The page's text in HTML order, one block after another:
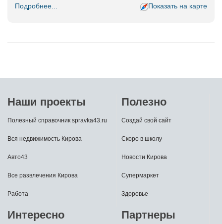
Подробнее... Показать на карте
Наши проекты
Полезный справочник spravka43.ru
Вся недвижимость Кирова
Авто43
Все развлечения Кирова
Работа
Полезно
Создай свой сайт
Скоро в школу
Новости Кирова
Супермаркет
Здоровье
Интересно Партнеры